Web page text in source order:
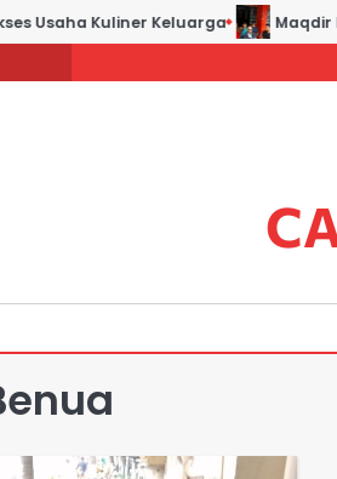
Usaha Kuliner Keluarga Maqdir